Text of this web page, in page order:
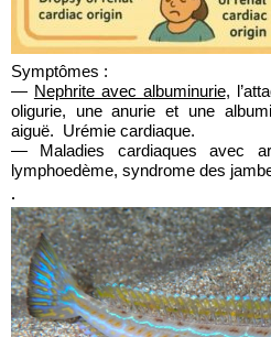
Symptômes :
— Nephrite avec albuminurie,
oligurie, une anurie et une
aiguë. Urémie cardiaque.
— Maladies cardiaquesavec
lymphoedème, syndrome des
.